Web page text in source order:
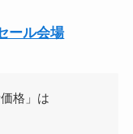
ール会場
格」は